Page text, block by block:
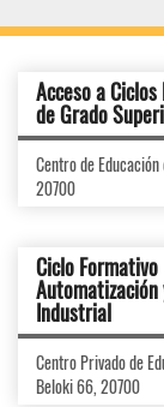
Acceso a
de Grado
Centro de Educación
20700
Ciclo Formativo
Industrial
Centro Privado de
Beloki 66, 20700